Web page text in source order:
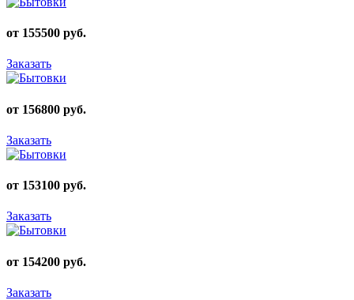
от 155500 руб.
Заказать
от 156800 руб.
Заказать
от 153100 руб.
Заказать
от 154200 руб.
Заказать